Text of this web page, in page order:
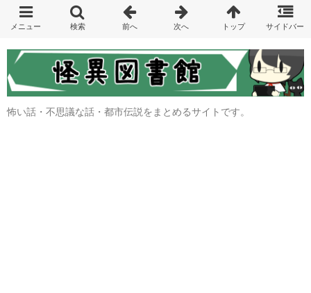
怖い話・不思議な話・都市伝説をまとめるサイトです。